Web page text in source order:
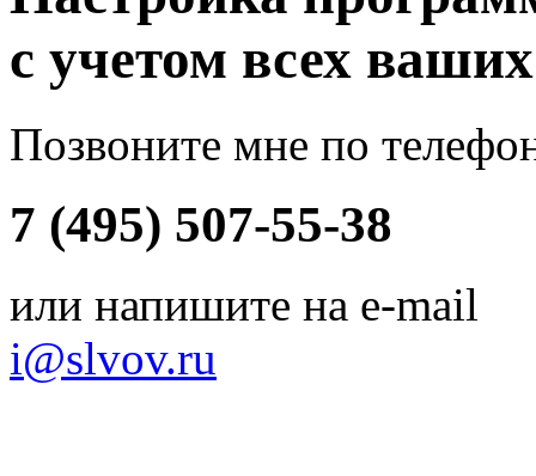
с учетом всех
Позвоните мне по
7 (495) 507-55-38
или напишите на e-mail
i@slvov.ru